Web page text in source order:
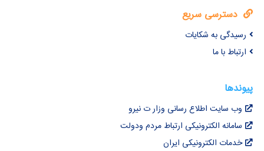
دسترسی سریع
رسیدگی به شکایات
ارتباط با ما
پیوندها
وب سایت اطلاع رسانی وزار ت نیرو
سامانه الکترونیکی ارتباط مردم ودولت
خدمات الکترونیکی ایران